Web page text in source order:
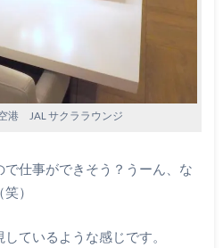
港 JAL サクララウンジ
仕事ができそう？うーん、な
）
ているような感じです。